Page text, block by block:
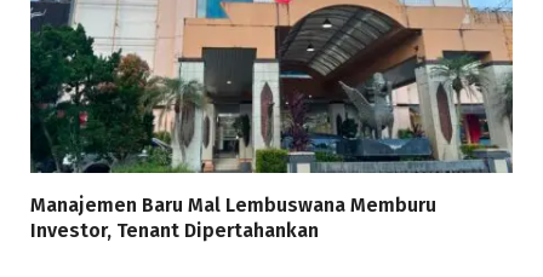
Manajemen Baru Mal Lembuswana Memburu
Investor, Tenant Dipertahankan